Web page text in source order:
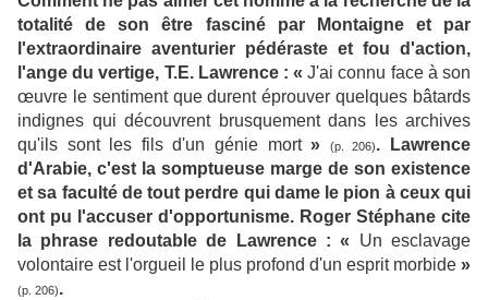
totalité de son être fasciné par Montaigne et par
l'extraordinaire aventurier pédéraste et fou d'action,
l'ange du vertige, T.E. Lawrence : « J'ai connu face à son
œuvre le sentiment que durent éprouver quelques bâtards
indignes qui découvrent brusquement dans les archives
qu'ils sont les fils d'un génie mort » (p. 206). Lawrence
d'Arabie, c'est la somptueuse marge de son existence
et sa faculté de tout perdre qui dame le pion à ceux qui
ont pu l'accuser d'opportunisme. Roger Stéphane cite
la phrase redoutable de Lawrence : «
Un esclavage
volontaire est l'orgueil le plus profond d'un esprit morbide »
(p. 206).